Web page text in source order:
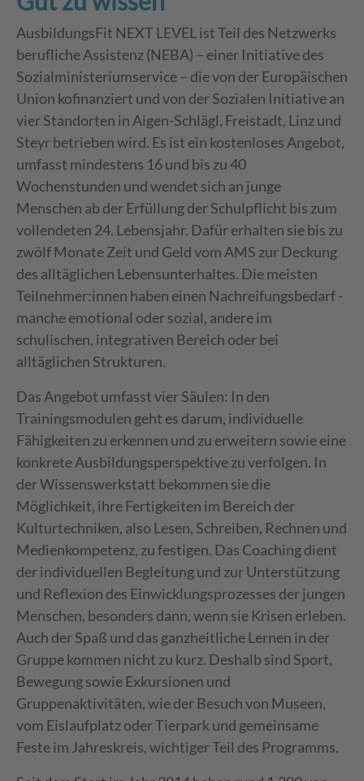
AusbildungsFit NEXT LEVEL ist Teil des Netzwerks
berufliche Assistenz ­(NEBA) – einer Initiative des
Sozialministeriumservice – die von der Europäischen
Union kofinanziert und von der Sozialen Initiative an
vier Standorten in Aigen-Schlägl, Freistadt, Linz und
Steyr betrieben wird. Es ist ein kostenloses Angebot,
umfasst mindestens 16 und bis zu 40
Wochenstunden und wendet sich an junge
Menschen ab der Erfüllung der Schulpflicht bis zum
vollendeten 24. Lebensjahr. Dafür erhalten sie bis zu
zwölf Monate Zeit und Geld vom AMS zur Deckung
des alltäglichen Lebensunterhaltes. Die meisten
Teilnehmer:innen haben einen Nachreifungsbedarf -
manche emotional oder sozial, andere im
schulischen, integrativen Bereich oder bei
alltäglichen Strukturen.
Das Angebot umfasst vier Säulen: In den
Trainingsmodulen geht es darum, individuelle
Fähigkeiten zu erkennen und zu erweitern sowie eine
konkrete Ausbildungsperspektive zu verfolgen. In
der Wissenswerkstatt bekommen sie die
Möglichkeit, ihre Fertigkeiten im Bereich der
Kulturtechniken, also Lesen, Schreiben, Rechnen und
Medienkompetenz, zu festigen. Das Coaching dient
der individuellen Begleitung und zur Unterstützung
und Reflexion des Einwicklungsprozesses der jungen
Menschen, besonders dann, wenn sie Krisen erleben.
Auch der Spaß und das ganzheitliche Lernen in der
Gruppe kommen nicht zu kurz. Deshalb sind Sport,
Bewegung sowie Exkursionen und
Gruppenaktivitäten, wie der Besuch von Museen,
vom Eislaufplatz oder Tierpark und gemeinsame
Feste im Jahreskreis, wichtiger Teil des Programms.